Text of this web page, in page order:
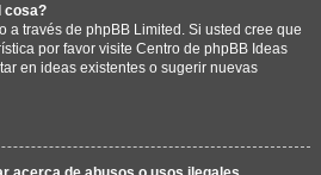
cosa?
a través de phpBB Limited. Si usted cree que
por favor visite Centro de phpBB Ideas
en ideas existentes o sugerir nuevas